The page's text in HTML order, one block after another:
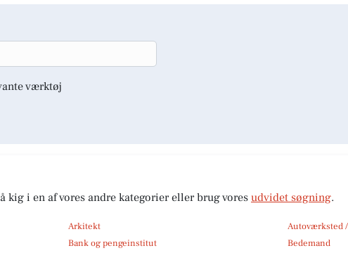
værktøj
kig i en af vores andre kategorier eller brug vores udvidet søgning.
Arkitekt
Autoværksted
Bank og pengeinstitut
Bedemand